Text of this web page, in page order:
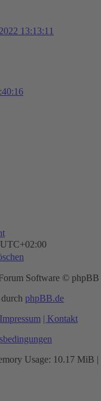
13:13:11
UTC+02:00
Software © phpBB
phpBB.de
| Kontakt
Usage: 10.17 MiB